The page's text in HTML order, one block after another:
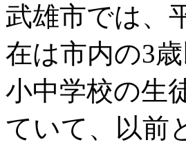
武雄市では、
在は市内の3
小中学校の生
ていて、以前